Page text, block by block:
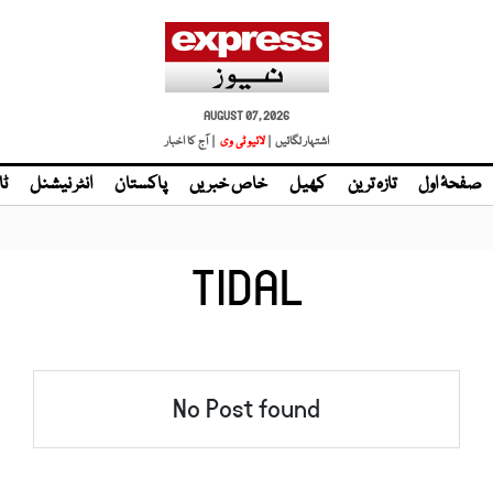
AUGUST 07, 2026
اشتہار لگائیں | لائیو ٹی وی | آج کا اخبار
صفحۂ اول تازہ ترین کھیل خاص خبریں پاکستان انٹر نیشنل
TIDAL
No Post found